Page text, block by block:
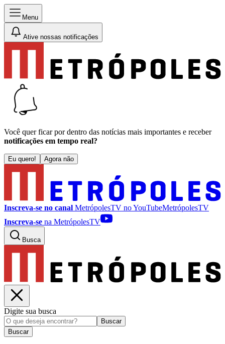
Menu
Ative nossas notificações
Você quer ficar por dentro das notícias mais importantes e receber
notificações em tempo real?
Eu quero! Agora não
Inscreva-se no canal MetrópolesTV noYouTubeMetrópolesTV
Inscreva-se na MetrópolesTV
Busca
Digite sua busca
Buscar
Buscar